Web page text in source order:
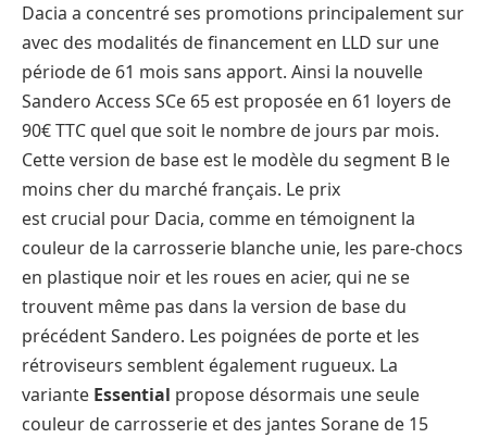
Dacia a concentré ses promotions principalement sur
avec des modalités de financement en LLD sur une
période de 61 mois sans apport. Ainsi la nouvelle
Sandero Access SCe 65 est proposée en 61 loyers de
90€ TTC quel que soit le nombre de jours par mois.
Cette version de base est le modèle du segment B le
moins cher du marché français. Le prix
est crucial pour Dacia, comme en témoignent la
couleur de la carrosserie blanche unie, les pare-chocs
en plastique noir et les roues en acier, qui ne se
trouvent même pas dans la version de base du
précédent Sandero. Les poignées de porte et les
rétroviseurs semblent également rugueux. La
variante Essential propose désormais une seule
couleur de carrosserie et des jantes Sorane de 15